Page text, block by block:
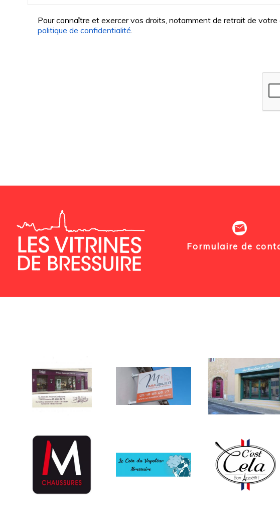
Pour connaître et exercer vos droits, notamment de retrait de
politique de confidentialité
Formulaire de